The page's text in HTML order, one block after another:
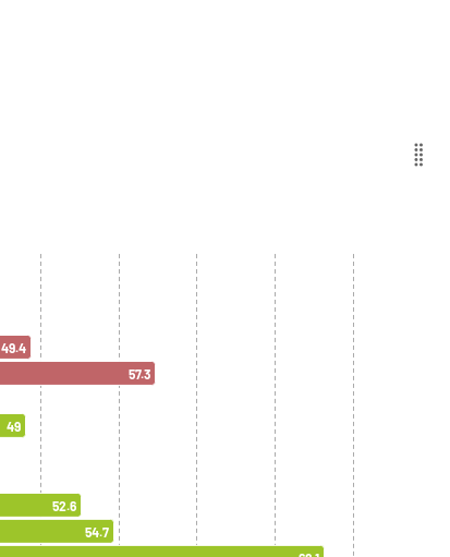
49.4
57.3
49
52.6
54.7